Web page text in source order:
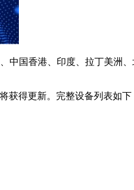
国香港、印度、拉丁美洲
获得更新。完整设备列表如下